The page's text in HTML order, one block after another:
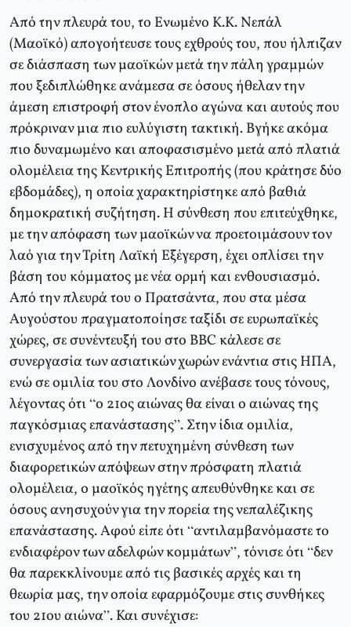
Από την πλευρά του, το Ενωμένο Κ.Κ. Νεπάλ
(Μαοϊκό) απογοήτευσε τους εχθρούς του, που ήλπιζαν
σε διάσπαση των μαοϊκών μετά την πάλη γραμμών
που ξεδιπλώθηκε ανάμεσα σε όσους ήθελαν την
άμεση επιστροφή στον ένοπλο αγώνα και αυτούς που
πρόκριναν μια πιο ευλύγιστη τακτική. Βγήκε ακόμα
πιο δυναμωμένο και αποφασισμένο μετά από πλατιά
ολομέλεια της Κεντρικής Επιτροπής (που κράτησε δύο
εβδομάδες), η οποία χαρακτηρίστηκε από βαθιά
δημοκρατική συζήτηση. Η σύνθεση που επιτεύχθηκε,
με την απόφαση των μαοϊκών να προετοιμάσουν τον
λαό για την Τρίτη Λαϊκή Εξέγερση, έχει οπλίσει την
βάση του κόμματος με νέα ορμή και ενθουσιασμό.
Από την πλευρά του ο Πρατσάντα, που στα μέσα
Αυγούστου πραγματοποίησε ταξίδι σε ευρωπαϊκές
χώρες, σε συνέντευξή του στο BBC κάλεσε σε
συνεργασία των ασιατικών χωρών ενάντια στις ΗΠΑ,
ενώ σε ομιλία του στο Λονδίνο ανέβασε τους τόνους,
λέγοντας ότι “ο 21ος αιώνας θα είναι ο αιώνας της
παγκόσμιας επανάστασης”. Στην ίδια ομιλία,
ενισχυμένος από την πετυχημένη σύνθεση των
διαφορετικών απόψεων στην πρόσφατη πλατιά
ολομέλεια, ο μαοϊκός ηγέτης απευθύνθηκε και σε
όσους ανησυχούν για την πορεία της νεπαλέζικης
επανάστασης. Αφού είπε ότι “αντιλαμβανόμαστε το
ενδιαφέρον των αδελφών κομμάτων”, τόνισε ότι “δεν
θα παρεκκλίνουμε από τις βασικές αρχές και τη
θεωρία μας, την οποία εφαρμόζουμε στις συνθήκες
του 21ου αιώνα”. Και συνέχισε: